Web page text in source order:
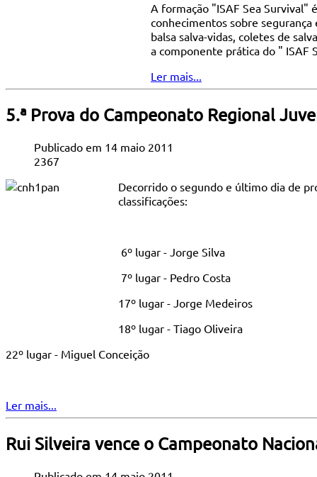
A formação "ISAF Sea Survival"
conhecimentos sobre
balsa salva-vidas, coletes de
a componente prática do " ISAF
Ler mais...
5.ª Prova do Campeonato Regional
Publicado em 14 maio 2011
2367
Decorrido o segundo e último dia de
classificações:
6º lugar - Jorge Silva
7º lugar - Pedro Costa
17º lugar - Jorge Medeiros
18º lugar - Tiago Oliveira
22º lugar - Miguel Conceição
Ler mais...
Rui Silveira vence o Campeonato